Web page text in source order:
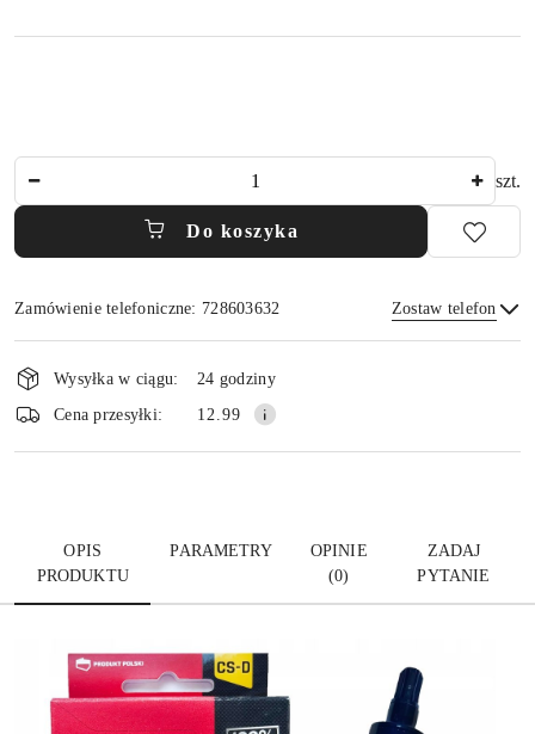
szt.
Do koszyka
Zamówienie telefoniczne: 728603632 Zostaw telefon
Wyślij
Dostępność
i
dostawa
Wysyłka w ciągu:
24 godziny
Cena przesyłki:
12.99
OPIS
PRODUKTU
PARAMETRY
OPINIE
(0)
ZADAJ
PYTANIE